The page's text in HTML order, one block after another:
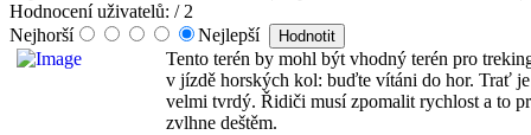
Hodnocení uživatelů: / 2
Nejhorší
Nejlepší
Tento terén by mohl být vhodný terén pro
v jízdě horských kol: buďte vítáni do hor. Trať
velmi tvrdý. Řidiči musí zpomalit rychlost a to
zvlhne deštěm.